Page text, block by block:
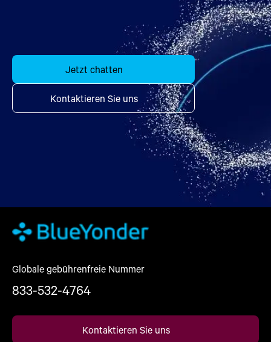
Jetzt chatten
Kontaktieren Sie uns
Globale gebührenfreie Nummer
833-532-4764
Kontaktieren Sie uns